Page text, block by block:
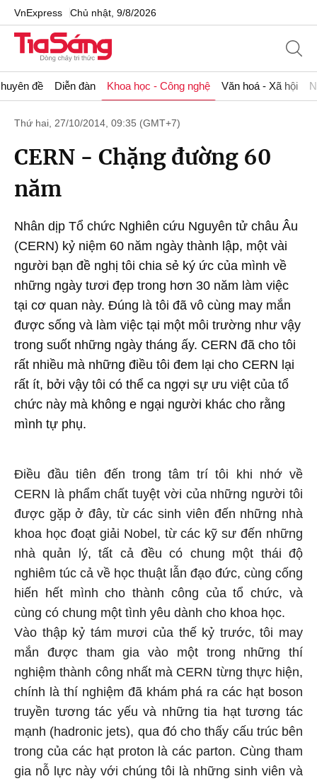
VnExpress Chủ nhật, 9/8/2026
đề Diễn đàn Khoa học - Công nghệ Văn hoá - Xã hội
Thứ hai, 27/10/2014, 09:35 (GMT+7)
CERN - Chặng đường 60
năm
Nhân dịp Tổ chức Nghiên cứu Nguyên tử châu Âu
(CERN) kỷ niệm 60 năm ngày thành lập, một vài
người bạn đề nghị tôi chia sẻ ký ức của mình về
những ngày tươi đẹp trong hơn 30 năm làm việc
tại cơ quan này. Đúng là tôi đã vô cùng may mắn
được sống và làm việc tại một môi trường như vậy
trong suốt những ngày tháng ấy. CERN đã cho tôi
rất nhiều mà những điều tôi đem lại cho CERN lại
rất ít, bởi vậy tôi có thể ca ngợi sự ưu việt của tổ
chức này mà không e ngại người khác cho rằng
mình tự phụ.
Điều đầu tiên đến trong tâm trí tôi khi nhớ về
CERN là phẩm chất tuyệt vời của những người tôi
được gặp ở đây, từ các sinh viên đến những nhà
khoa học đoạt giải Nobel, từ các kỹ sư đến những
nhà quản lý, tất cả đều có chung một thái độ
nghiêm túc cả về học thuật lẫn đạo đức, cùng cống
hiến hết mình cho thành công của tổ chức, và
cùng có chung một tình yêu dành cho khoa học.
Vào thập kỷ tám mươi của thế kỷ trước, tôi may
mắn được tham gia vào một trong những thí
nghiệm thành công nhất mà CERN từng thực hiện,
chính là thí nghiệm đã khám phá ra các hạt boson
truyền tương tác yếu và những tia hạt tương tác
mạnh (hadronic jets), qua đó cho thấy cấu trúc bên
trong của các hạt proton là các parton. Cùng tham
gia nỗ lực này với chúng tôi là những sinh viên và